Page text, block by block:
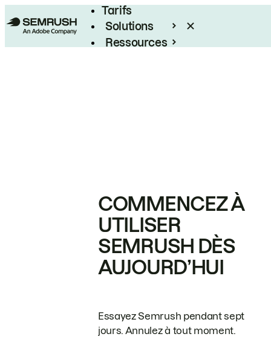
Tarifs
Solutions
Ressources
COMMENCEZ À
UTILISER
SEMRUSH DÈS
AUJOURD’HUI
Essayez Semrush pendant sept
jours. Annulez à tout moment.